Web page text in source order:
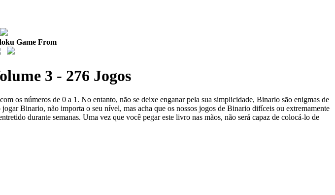
Game From
3 - 276 Jogos
os números de 0 a 1. No entanto, não se deixe enganar pela sua simplicidade, Binario são enigmas de
Binario, não importa o seu nível, mas acha que os nossos jogos de Binario difíceis ou extremamente
durante semanas. Uma vez que você pegar este livro nas mãos, não será capaz de colocá-lo de